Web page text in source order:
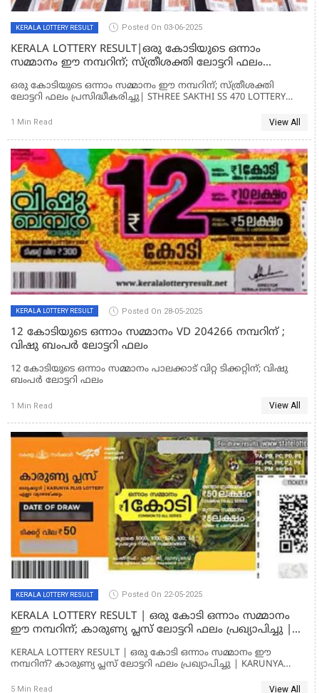
KERALA LOTTERY RESULT Posted On 03-06-2025
KERALA LOTTERY RESULT|ഒരു കോടിയുടെ ഒന്നാം
സമ്മാനം ഈ നമ്പറിന്; സ്ത്രീശക്തി ലോട്ടറി ഫലം
ഒരു കോടിയുടെ ഒന്നാം സമ്മാനം ഈ നമ്പറിന്; സ്ത്രീശക്തി
ലോട്ടറി ഫലം പ്രസിദ്ധീകരിച്ചു| STHREE SAKTHI SS 470 LOTTERY
1 Min Read View All
KERALA LOTTERY RESULT Posted On 28-05-2025
12 കോടിയുടെ ഒന്നാം സമ്മാനം VD 204266 നമ്പറിന് ;
വിഷു ബംപര്‍ ലോട്ടറി ഫലം
12 കോടിയുടെ ഒന്നാം സമ്മാനം പാലക്കാട് വിറ്റ ടിക്കറ്റിന്; വിഷു
ബംപര്‍ ലോട്ടറി ഫലം
1 Min Read View All
KERALA LOTTERY RESULT Posted On 22-05-2025
KERALA LOTTERY RESULT | ഒരു കോടി ഒന്നാം സമ്മാനം
ഈ നമ്പറിന്; കാരുണ്യ പ്ലസ് ലോട്ടറി ഫലം പ്രഖ്യാപിച്ചു |
KERALA LOTTERY RESULT | ഒരു കോടി ഒന്നാം സമ്മാനം ഈ
നമ്പറിന്? കാരുണ്യ പ്ലസ് ലോട്ടറി ഫലം പ്രഖ്യാപിച്ചു | KARUNYA
5 Min Read View All